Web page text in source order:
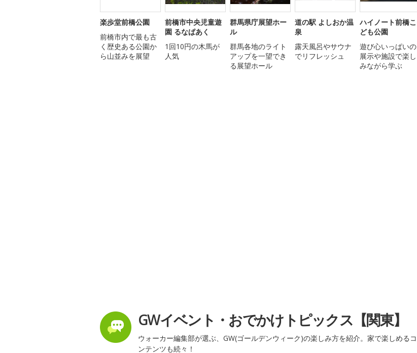
楽歩堂前橋公園
前橋市内で最も古
く歴史ある公園か
ら山並みを展望
前橋市中央児童遊
園 るなぱあく
1回10円の木馬が
人気
群馬県庁展望ホー
ル
群馬各地のライト
アップを一望でき
る展望ホール
道の駅 よしおか温
泉
露天風呂やサウナ
でリフレッシュ
ハイノート前橋こ
ども公園
遊び心いっぱいの
展示や施設で楽し
みながら学ぶ
GWイベント・おでかけトピックス【関東】
ウォーカー編集部が選ぶ、GW(ゴールデンウィーク)の楽しみ方を紹介。家で楽しめるコ
ンテンツも続々！